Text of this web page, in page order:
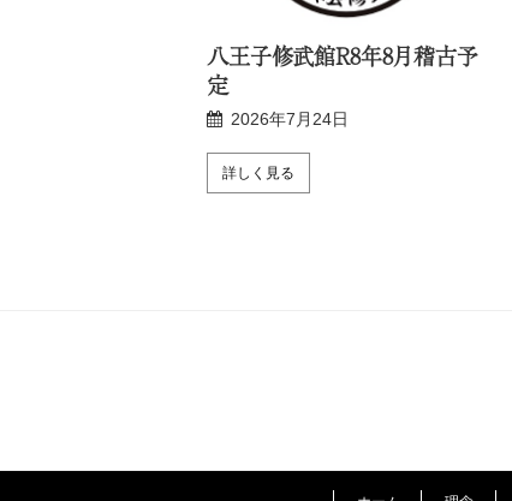
八王子修武館R8年8月稽古予
定
2026年7月24日
詳しく見る